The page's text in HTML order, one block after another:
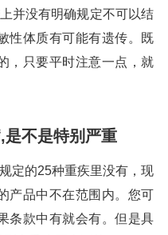
并没有明确规定不可以结
性体质有可能有遗传。既
，只要平时注意一点，就
不是特别严重
定的25种重疾里没有，现
产品中不在范围内。您可
条款中有就会有。但是具